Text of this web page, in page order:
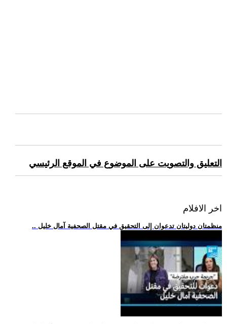
التعليق والتصويت على الموضوع في الموقع الرئيسي
اخر الافلام
.. منظمتان دوليتان تدعوان إلى التحقيق في مقتل الصحفية آمال خليل